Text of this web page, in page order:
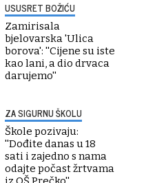
USUSRET BOŽIĆU
Zamirisala
bjelovarska 'Ulica
borova': ''Cijene su iste
kao lani, a dio drvaca
darujemo''
ZA SIGURNU ŠKOLU
Škole pozivaju:
''Dođite danas u 18
sati i zajedno s nama
odajte počast žrtvama